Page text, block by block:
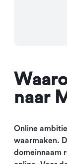
naar
Online
waarmaken.
domeinnaam